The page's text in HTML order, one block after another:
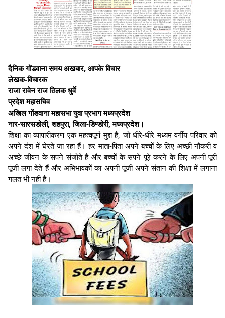
दैनिक गोंडवाना समय अखबार, आपके विचार
लेखक-विचारक
राजा रावेन राज तिलक धुर्वे
प्रदेश महासचिव
अखिल गोंडवाना महासभा युवा प्रभाग मध्यप्रदेश
नार-सारसडोली, शहपुरा, जिला-डिण्डोरी, मध्यप्रदेश।
शिक्षा का व्यापारीकरण एक महत्वपूर्ण मुद्दा हैं, जो धीरे-धीरे मध्यम वर्गीय परिवार को
अपने दंश में घेरते जा रहा हैं। हर माता-पिता अपने बच्चों के लिए अच्छी नौकरी व
अच्छे जीवन के सपने संजोते हैं और बच्चों के सपने पूरे करने के लिए अपनी पूरी
पूंजी लगा देते हैं और अभिभावकों का अपनी पूंजी अपने संतान की शिक्षा में लगाना
गलत भी नही हैं।